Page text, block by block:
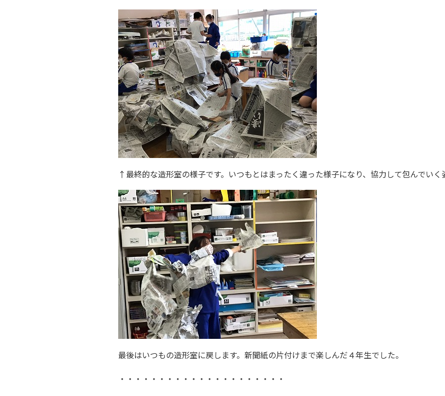
↑最終的な造形室の様子です。いつもとはまったく違った様子になり、協力して包んでいく
最後はいつもの造形室に戻します。新聞紙の片付けまで楽しんだ４年生でした。
・・・・・・・・・・・・・・・・・・・・・